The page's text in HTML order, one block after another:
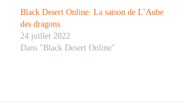
Black Desert Online: La saison de L’Aube
des dragons
24 juillet 2022
Dans "Black Desert Online"